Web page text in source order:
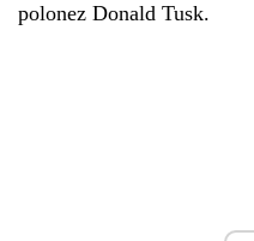
polonez Donald Tusk.